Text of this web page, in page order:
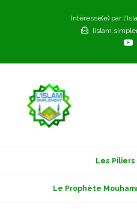
Intéressé(e) par
Les Piliers
Le Prophète